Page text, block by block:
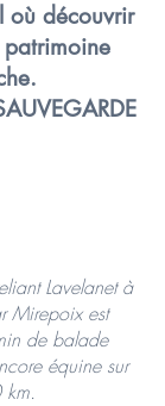
où découvrir
Lavelanet à
Mirepoix est
de balade
équine sur
km.